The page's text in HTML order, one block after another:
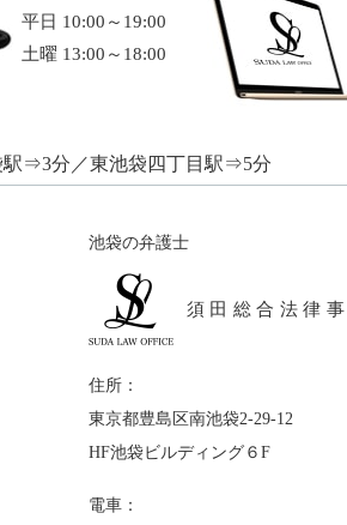
平日 10:00～19:00
土曜 13:00～18:00
⇒3分／東池袋四丁目駅⇒5分
池袋の弁護士
須田総合法律
住所：
東京都豊島区南池袋2-29-12
HF池袋ビルディング６F
電車：